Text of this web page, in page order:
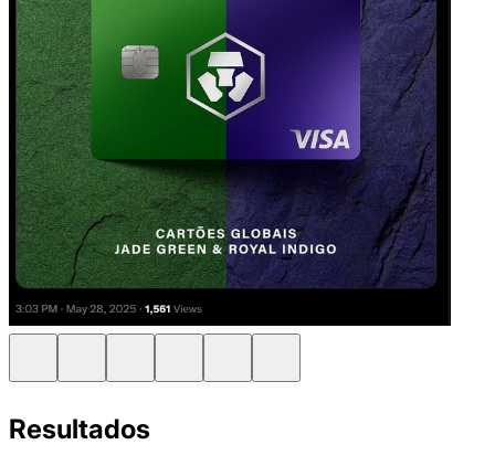
Resultados